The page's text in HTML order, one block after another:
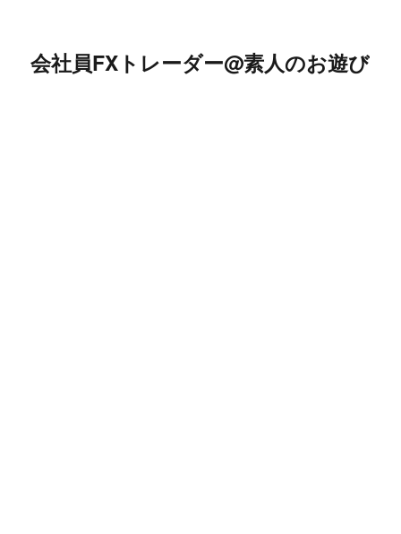
会社員FXトレーダー@素人のお遊び